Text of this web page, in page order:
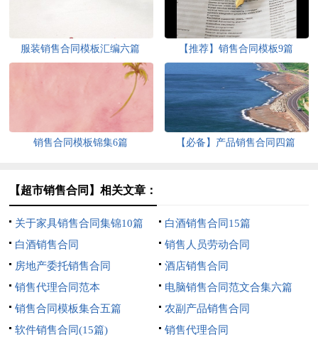
服装销售合同模板汇编六篇 【推荐】销售合同模板9篇
销售合同模板锦集6篇 【必备】产品销售合同四篇
【超市销售合同】相关文章：
关于家具销售合同集锦10篇
白酒销售合同15篇
白酒销售合同
销售人员劳动合同
房地产委托销售合同
酒店销售合同
销售代理合同范本
电脑销售合同范文合集六篇
销售合同模板集合五篇
农副产品销售合同
软件销售合同(15篇)
销售代理合同